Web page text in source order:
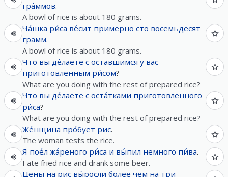
гра́ммов.
A bowl of rice is about 180 grams.
Ча́шка ри́са ве́сит примерно сто восемьдесят
грамм.
A bowl of rice is about 180 grams.
Что вы де́лаете с оставшимся у вас
приготовленным ри́сом?
What are you doing with the rest of prepared rice?
Что вы де́лаете с оста́тками приготовленного
ри́са?
What are you doing with the rest of prepared rice?
Же́нщина про́бует рис.
The woman tests the rice.
Я пое́л жа́реного ри́са и вы́пил немного пи́ва.
I ate fried rice and drank some beer.
Цены на рис вы́росли более чем на три